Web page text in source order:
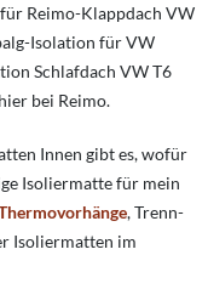
Reimo-Klappdach VW
Isolation für VW
Schlafdach VW T6
bei Reimo.
Innen gibt es, wofür
Isoliermatte für mein
, Trenn-
Isoliermatten im